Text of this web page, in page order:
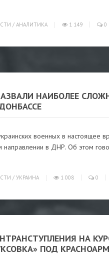
/ АНАЛИТИКА 1 149 0
НАИБОЛЕЕ
военных в настоящее
направлении в ДНР. Об этом
/ УКРАИНА 1 008 0
НА
ПОД